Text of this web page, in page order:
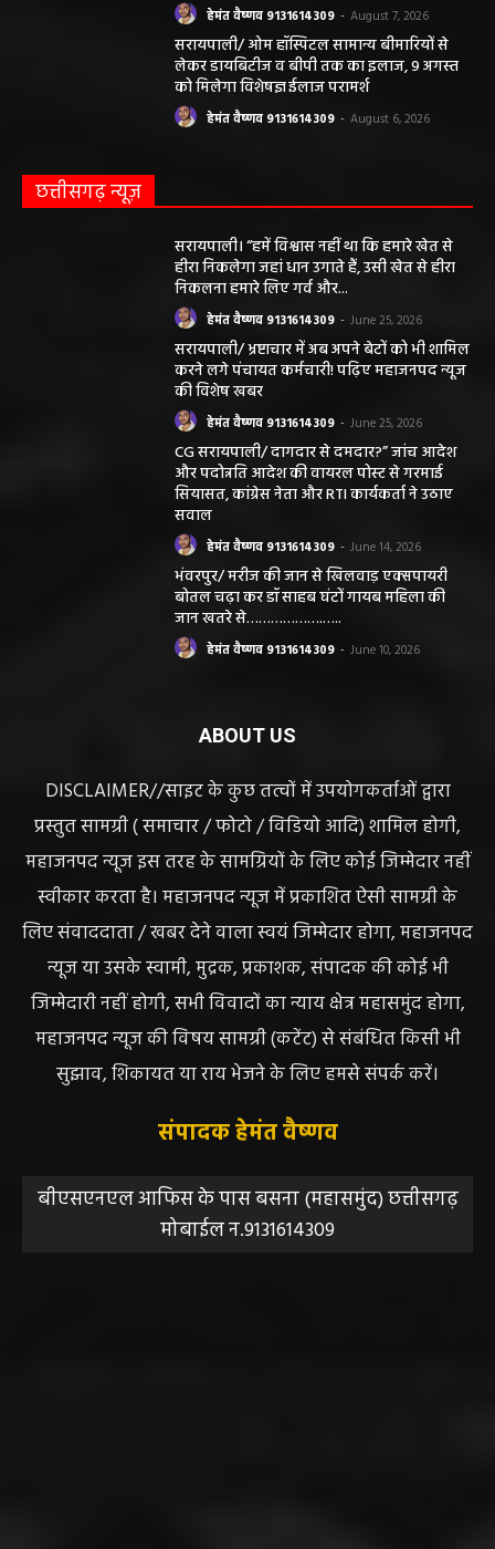
हेमंत वैष्णव 9131614309 - August 7, 2026
सरायपाली/ ओम हॉस्पिटल सामान्य बीमारियों से
लेकर डायबिटीज व बीपी तक का इलाज, 9 अगस्त
को मिलेगा विशेषज्ञ ईलाज परामर्श
हेमंत वैष्णव 9131614309 - August 6, 2026
छत्तीसगढ़ न्यूज़
सरायपाली। “हमें विश्वास नहीं था कि हमारे खेत से
हीरा निकलेगा जहां धान उगाते हैं, उसी खेत से हीरा
निकलना हमारे लिए गर्व और...
हेमंत वैष्णव 9131614309 - June 25, 2026
सरायपाली/ भ्रष्टाचार में अब अपने बेटों को भी शामिल
करने लगे पंचायत कर्मचारी! पढ़िए महाजनपद न्यूज
की विशेष खबर
हेमंत वैष्णव 9131614309 - June 25, 2026
CG सरायपाली/ दागदार से दमदार?” जांच आदेश
और पदोन्नति आदेश की वायरल पोस्ट से गरमाई
सियासत, कांग्रेस नेता और RTI कार्यकर्ता ने उठाए
सवाल
हेमंत वैष्णव 9131614309 - June 14, 2026
भंवरपुर/ मरीज की जान से खिलवाड़ एक्सपायरी
बोतल चढ़ा कर डॉ साहब घंटों गायब महिला की
जान खतरे से……………….…..
हेमंत वैष्णव 9131614309 - June 10, 2026
ABOUT US
DISCLAIMER//साइट के कुछ तत्वों में उपयोगकर्ताओं द्वारा
प्रस्तुत सामग्री ( समाचार / फोटो / विडियो आदि) शामिल होगी,
महाजनपद न्यूज इस तरह के सामग्रियों के लिए कोई जिम्मेदार नहीं
स्वीकार करता है। महाजनपद न्यूज में प्रकाशित ऐसी सामग्री के
लिए संवाददाता / खबर देने वाला स्वयं जिम्मेदार होगा, महाजनपद
न्यूज या उसके स्वामी, मुद्रक, प्रकाशक, संपादक की कोई भी
जिम्मेदारी नहीं होगी, सभी विवादों का न्याय क्षेत्र महासमुंद होगा,
महाजनपद न्यूज की विषय सामग्री (कटेंट) से संबंधित किसी भी
सुझाव, शिकायत या राय भेजने के लिए हमसे संपर्क करें।
संपादक हेमंत वैष्णव
बीएसएनएल आफिस के पास बसना (महासमुंद) छत्तीसगढ़
मोबाईल न.9131614309